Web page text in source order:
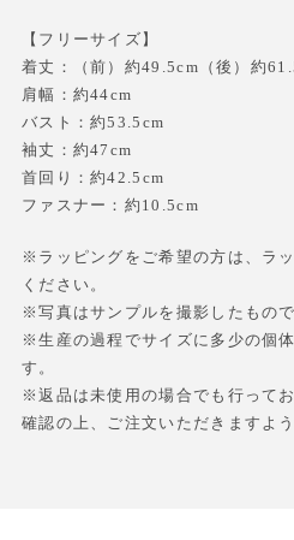
【フリーサイズ】
着丈：（前）約49.5cm（後）約
肩幅：約44cm
バスト：約53.5cm
袖丈：約47cm
首回り：約42.5cm
ファスナー：約10.5cm
※ラッピングをご希望の方は、ラ
ください。
※写真はサンプルを撮影したもので
※生産の過程でサイズに多少の個
す。
※返品は未使用の場合でも行って
確認の上、ご注文いただきますよ